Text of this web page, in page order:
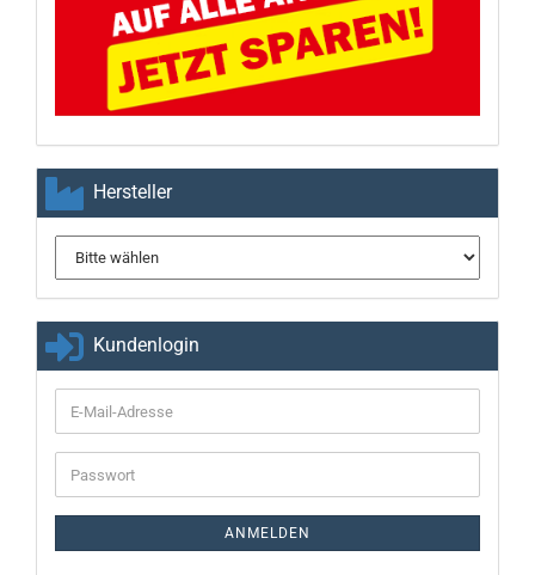
Hersteller
Kundenlogin
E-
Mail-
Adresse
Passwort
ANMELDEN